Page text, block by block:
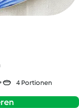
4 Portionen